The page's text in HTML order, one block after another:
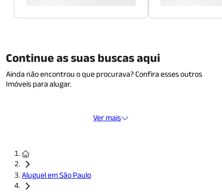
Continue as suas buscas aqui
Ainda não encontrou o que procurava? Confira esses outros
Imóveis para alugar.
Ver mais
Aluguel em São Paulo